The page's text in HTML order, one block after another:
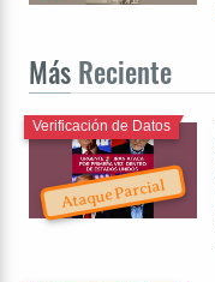
Más Reciente
Ataque Parcial
Verificación de Datos